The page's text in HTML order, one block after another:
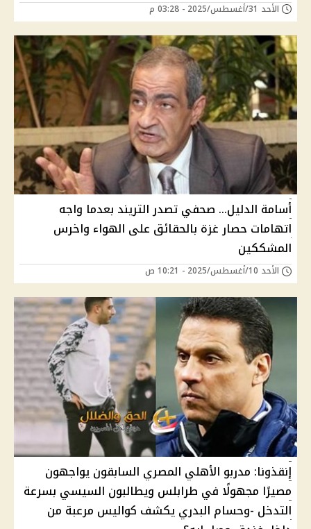
الأحد 31/أغسطس/2025 - 03:28 م
أسامة الدليل… صحفي تصدر التريند بعدما واجه
اتهامات حصار غزة بالحقائق على الهواء واخرس
المشككين
الأحد 10/أغسطس/2025 - 10:21 ص
إنقذونا: مدربو الأهلي المصري السابقون يواجهون
مصيرًا مجهولًا في طرابلس ويطالبون السيسي بسرعة
التدخل -وحسام البدري يكشف كواليس مرعبة من